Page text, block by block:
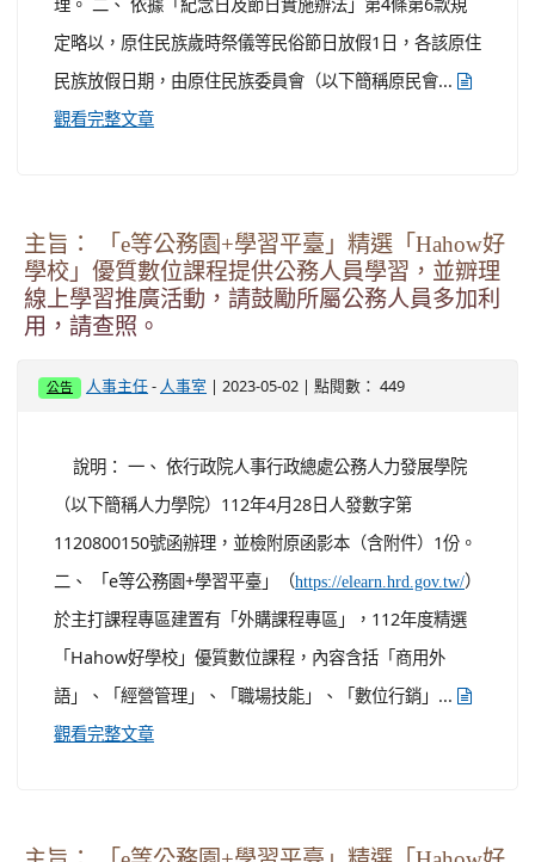
學體驗闖關遊戲等活動，相關訊息如下： (一) 活動時間：
112年5月28日(星期日)。 ...
公告 生輔組長-學務處| 2023-05-02 | 點閱數： 646
主旨： 有關原住民族學生歲時祭儀放假之權利，請貴校依
念日及節日實施辦法」、「桃園市市立高級中等以下學校
教育署112年4月19日臺教國署原字第1120049536號函辦
理。 二、 依據「紀念日及節日實施辦法」第4條第6款規
定略以，原住民族歲時祭儀等民俗節日放假1日，各該原住
民族放假日期，由原住民族委員會（以下簡稱原民會...
觀看完整文章